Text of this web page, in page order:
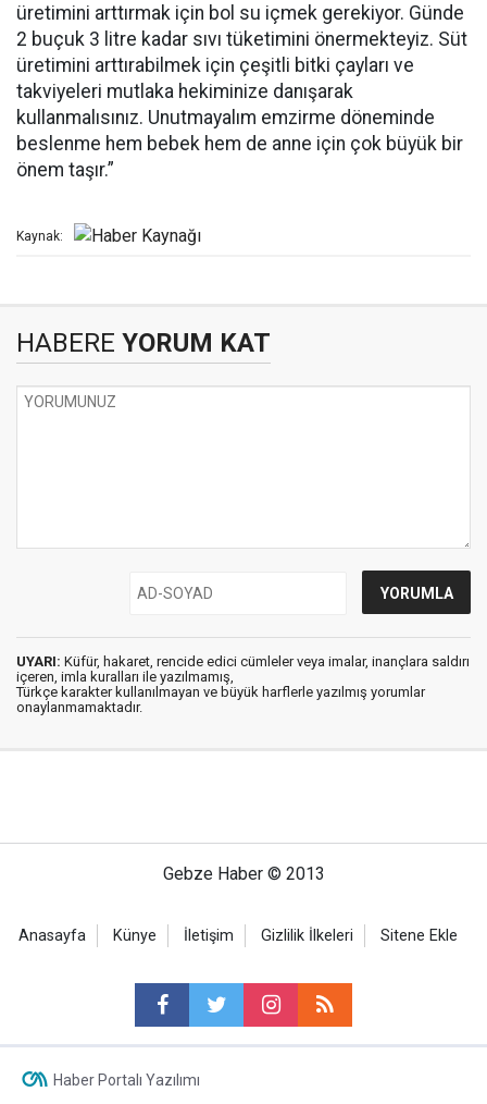
üretimini arttırmak için bol su içmek gerekiyor. Günde
2 buçuk 3 litre kadar sıvı tüketimini önermekteyiz. Süt
üretimini arttırabilmek için çeşitli bitki çayları ve
takviyeleri mutlaka hekiminize danışarak
kullanmalısınız. Unutmayalım emzirme döneminde
beslenme hem bebek hem de anne için çok büyük bir
önem taşır.”
Kaynak:
HABERE YORUM KAT
UYARI: Küfür, hakaret, rencide edici cümleler veya imalar, inançlara saldırı
içeren, imla kuralları ile yazılmamış,
Türkçe karakter kullanılmayan ve büyük harflerle yazılmış yorumlar
onaylanmamaktadır.
Gebze Haber © 2013
Anasayfa Künye İletişim Gizlilik İlkeleri Sitene Ekle
Haber Portalı Yazılımı